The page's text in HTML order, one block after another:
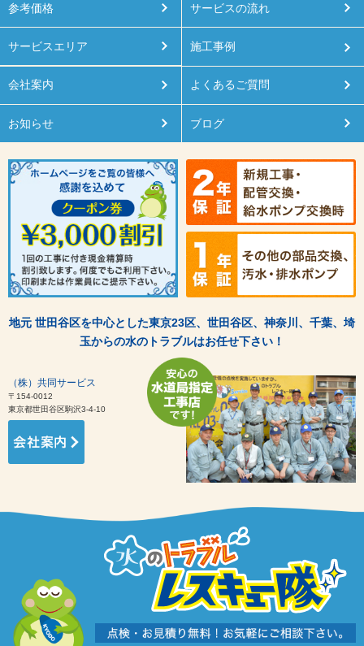
参考価格 サービスの流れ
サービスエリア 施工事例
会社案内 よくあるご質問
お知らせ ブログ
地元 世田谷区を中心とした東京23区、世田谷区、神奈川、千葉、埼
玉からの水のトラブルはお任せ下さい！
（株）共同サービス
〒154-0012
東京都世田谷区駒沢3-4-10